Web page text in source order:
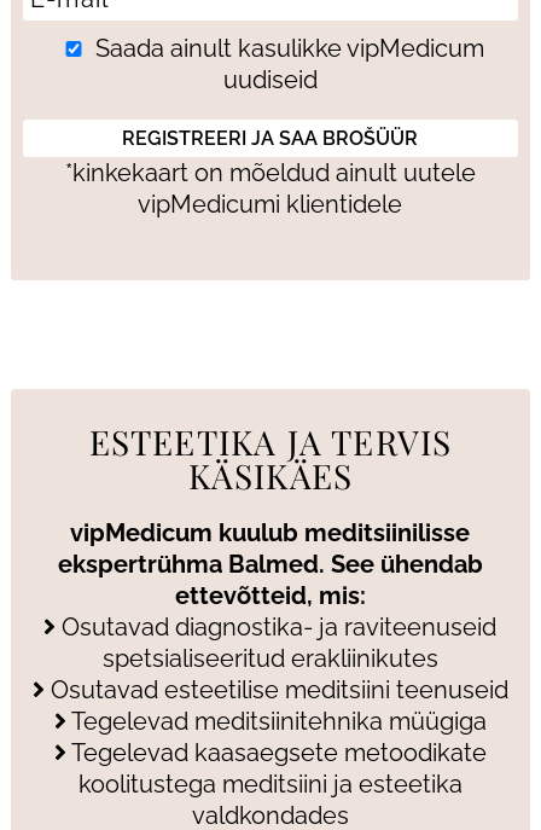
Saada ainult kasulikke vipMedicum
uudiseid
*kinkekaart on mõeldud ainult uutele
vipMedicumi klientidele
ESTEETIKA JA TERVIS
KÄSIKÄES
vipMedicum kuulub meditsiinilisse
ekspertrühma Balmed. See ühendab
ettevõtteid, mis:
Osutavad diagnostika- ja raviteenuseid
spetsialiseeritud erakliinikutes
Osutavad esteetilise meditsiini teenuseid
Tegelevad meditsiinitehnika müügiga
Tegelevad kaasaegsete metoodikate
koolitustega meditsiini ja esteetika
valdkondades